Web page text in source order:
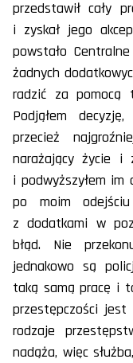
przedstawił cały
i zyskał jego
powstało
żadnych
radzić za pomocą
Podjąłem
przecież
narażający życie i
i podwyższyłem
po moim
z dodatkami w
błąd. Nie
jednakowo są
taką samą pracę i
przestępczości jest
rodzaje
nadąża, więc